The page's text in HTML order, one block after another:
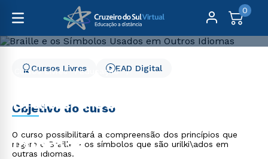
0
Cursos Livres
Educação
Braille e os Símbolos
Usados em Outros
Idiomas
Cursos Livres EAD Digital
Objetivo do curso
O curso possibilitará a compreensão dos princípios que
regem o Braille e os símbolos que são urilki\ados em
outras idiomas.